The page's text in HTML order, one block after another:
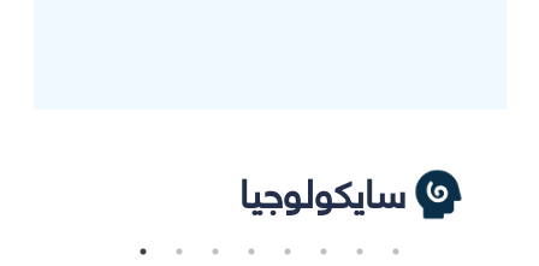
سايكولوجيا